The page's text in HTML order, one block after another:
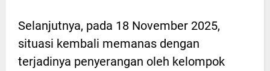
Selanjutnya, pada 18 November 2025,
situasi kembali memanas dengan
terjadinya penyerangan oleh kelompok